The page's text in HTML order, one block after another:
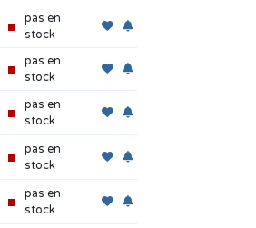
pas en
stock
pas en
stock
pas en
stock
pas en
stock
pas en
stock